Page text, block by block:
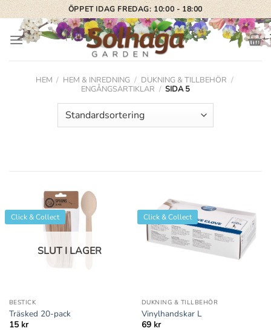
Skip
to
content
ÖPPET IDAG FREDAG: 10:00 - 18:00
HEM / HEM & INREDNING / DUKNING & TILLBEHÖR /
ENGÅNGSARTIKLAR / SIDA 5
Click & Collect
SLUT I LAGER
BESTICK
Träsked 20-pack
15 kr
Click & Collect
DUKNING & TILLBEHÖR
Vinylhandskar L
69 kr